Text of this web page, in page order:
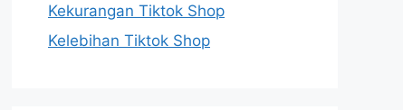
Kekurangan Tiktok Shop
Kelebihan Tiktok Shop